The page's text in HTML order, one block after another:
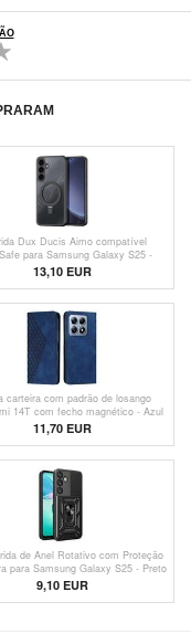
Dux Ducis Aimo compatível
para Samsung Galaxy S25 -
13,10 EUR
carteira com padrão de losango
14T com fecho magnético - Azul
11,70 EUR
de Anel Rotativo com Proteção
para Samsung Galaxy S25 - Preto
9,10EUR